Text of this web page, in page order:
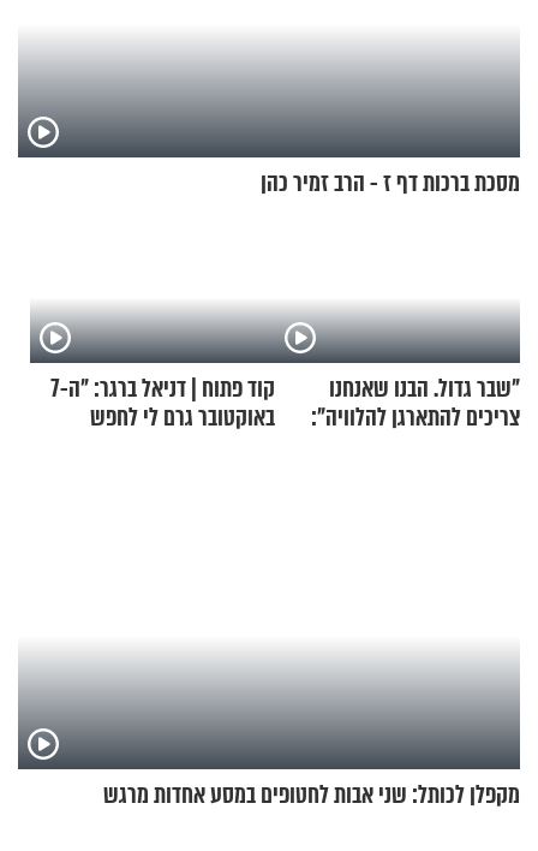
מסכת ברכות דף ז - הרב זמיר כהן
"שבר גדול. הבנו שאנחנו
צריכים להתארגן להלוויה":
קוד פתוח | דניאל ברגר: "ה-7
באוקטובר גרם לי לחפש
מקפלן לכותל: שני אבות לחטופים במסע אחדות מרגש